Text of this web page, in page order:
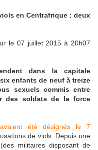
en Centrafrique : deux
le 07 juillet 2015 à 20h07
dans la capitale
enfants de neuf à treize
sexuels commis entre
des soldats de la force
été désignés le 7
de viols. Depuis une
militaires disposant de